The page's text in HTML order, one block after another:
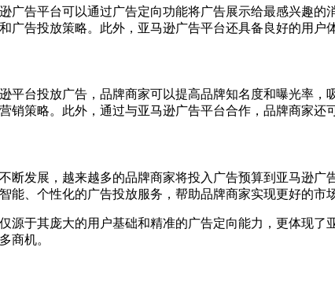
广告平台可以通过广告定向功能将广告展示给最感兴趣
告投放策略。此外，亚马逊广告平台还具备良好的用户
平台投放广告，品牌商家可以提高品牌知名度和曝光率
策略。此外，通过与亚马逊广告平台合作，品牌商家还
断发展，越来越多的品牌商家将投入广告预算到亚马逊
、个性化的广告投放服务，帮助品牌商家实现更好的市
源于其庞大的用户基础和精准的广告定向能力，更体现
商机。